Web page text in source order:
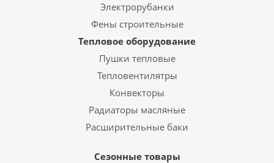
Электрорубанки
Фены строительные
Тепловое оборудование
Пушки тепловые
Тепловентилятры
Конвекторы
Радиаторы масляные
Расширительные баки
Сезонные товары